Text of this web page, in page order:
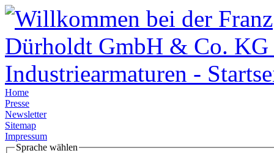
Home
Presse
Newsletter
Sitemap
Impressum
Sprache wählen